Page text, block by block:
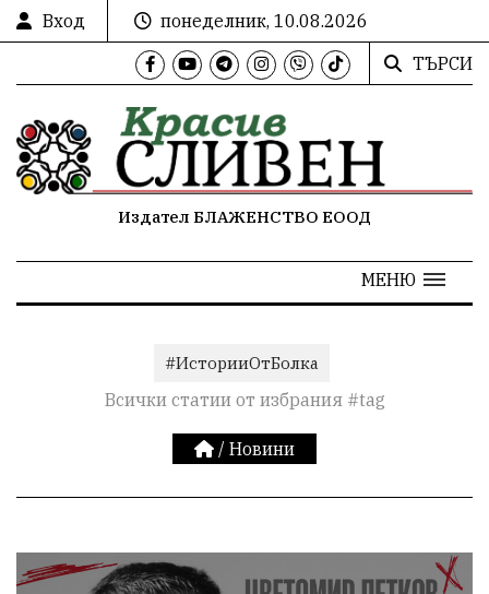
Вход
понеделник, 10.08.2026
ТЪРСИ
Издател БЛАЖЕНСТВО ЕООД
МЕНЮ
#ИсторииОтБолка
Всички статии от избрания #tag
/ Новини